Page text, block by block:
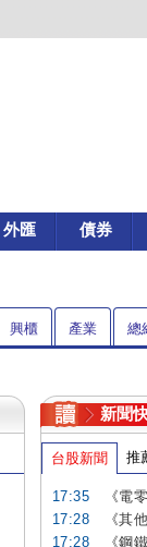
外匯 債券
興櫃 產業 總
新聞
台股新聞 推
17:35
《電
17:28
《其
17:28
《鋼